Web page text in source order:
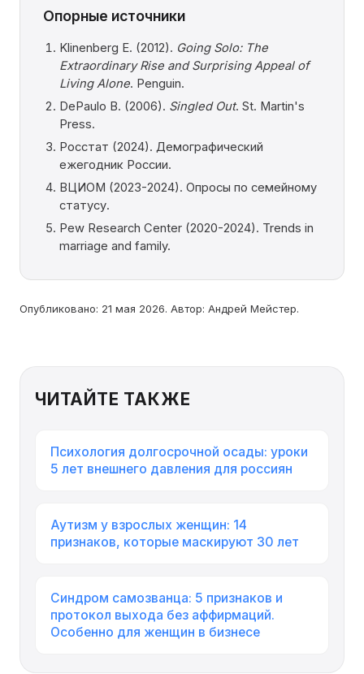
Опорные источники
Klinenberg E. (2012). Going Solo: The
Extraordinary Rise and Surprising Appeal of
Living Alone. Penguin.
DePaulo B. (2006). Singled Out. St. Martin's
Press.
Росстат (2024). Демографический
ежегодник России.
ВЦИОМ (2023-2024). Опросы по семейному
статусу.
Pew Research Center (2020-2024). Trends in
marriage and family.
Опубликовано: 21 мая 2026. Автор: Андрей Мейстер.
ЧИТАЙТЕ ТАКЖЕ
Психология долгосрочной осады: уроки
5 лет внешнего давления для россиян
Аутизм у взрослых женщин: 14
признаков, которые маскируют 30 лет
Синдром самозванца: 5 признаков и
протокол выхода без аффирмаций.
Особенно для женщин в бизнесе